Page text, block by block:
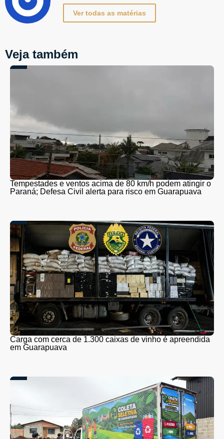
Ver todas as matérias
Veja também
Tempestades e ventos acima de 80 km/h podem atingir o
Paraná; Defesa Civil alerta para risco em Guarapuava
Carga com cerca de 1.300 caixas de vinho é apreendida
em Guarapuava